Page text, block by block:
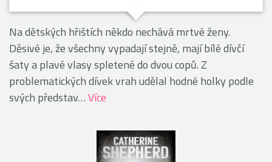
Na dětských hřištích někdo nechává mrtvé ženy.
Děsivé je, že všechny vypadají stejně, mají bílé dívčí
šaty a plavé vlasy spletené do dvou copů. Z
problematických dívek vrah udělal hodné holky podle
svých představ…Více